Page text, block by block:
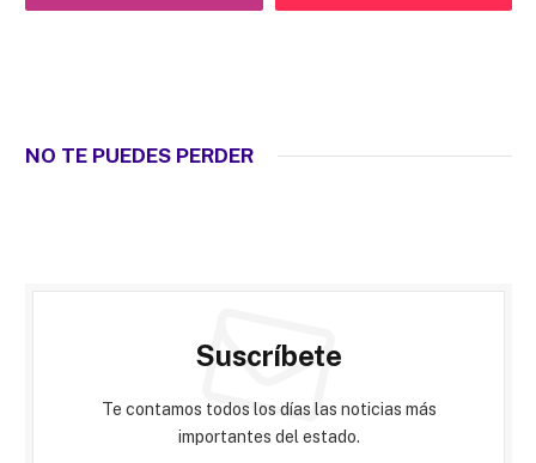
NO TE PUEDES PERDER
Suscríbete
Te contamos todos los días las noticias más
importantes del estado.